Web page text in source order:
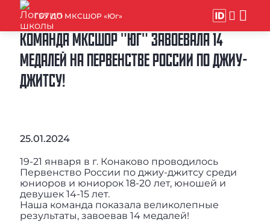
ГБУ ДО МКСШОР «Юг»
КОМАНДА МКСШОР "ЮГ" ЗАВОЕВАЛА 14
МЕДАЛЕЙ НА ПЕРВЕНСТВЕ РОССИИ ПО ДЖИУ-
ДЖИТСУ!
25.01.2024
19-21 января в г. Конаково проводилось
Первенство России по джиу-джитсу среди
юниоров и юниорок 18-20 лет, юношей и
девушек 14-15 лет.
Наша команда показала великолепные
результаты, завоевав 14 медалей!